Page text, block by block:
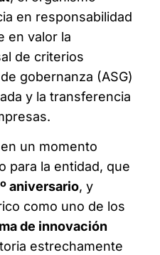
en responsabilidad
en valor la
de criterios
gobernanza (ASG)
y la transferencia
un momento
para la entidad, que
aniversario, y
como uno de los
de innovación
estrechamente